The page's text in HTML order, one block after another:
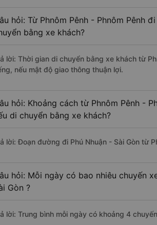
hỏi: Từ Phnôm Pênh - Phnôm Pênh
bằng xe khách?
lời: Thời gian di chuyển bằng xe khách từ
nếu mật độ giao thông thuận lợi.
hỏi: Khoảng cách từ Phnôm Pênh -
di chuyển bằng xe khách?
lời: Đoạn đường đi Phú Nhuận - Sài Gòn từ
hỏi: Mỗi ngày có bao nhiêu chuyến
Gòn ?
lời: Trung bình mỗi ngày có khoảng 4